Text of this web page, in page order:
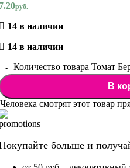
руб.
14 в наличии
14 в наличии
Количество товара Томат
В
Человека смотрят этот товар
больше и